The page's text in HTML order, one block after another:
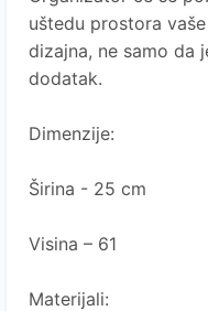
uštedu prostora
dizajna, ne samo da
dodatak.
Dimenzije:
Širina - 25 cm
Visina – 61
Materijali: